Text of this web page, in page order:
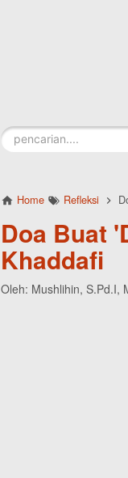
Home Refleksi
Doa Buat
Khaddafi
Oleh: Mushlihin, S.Pd.I,